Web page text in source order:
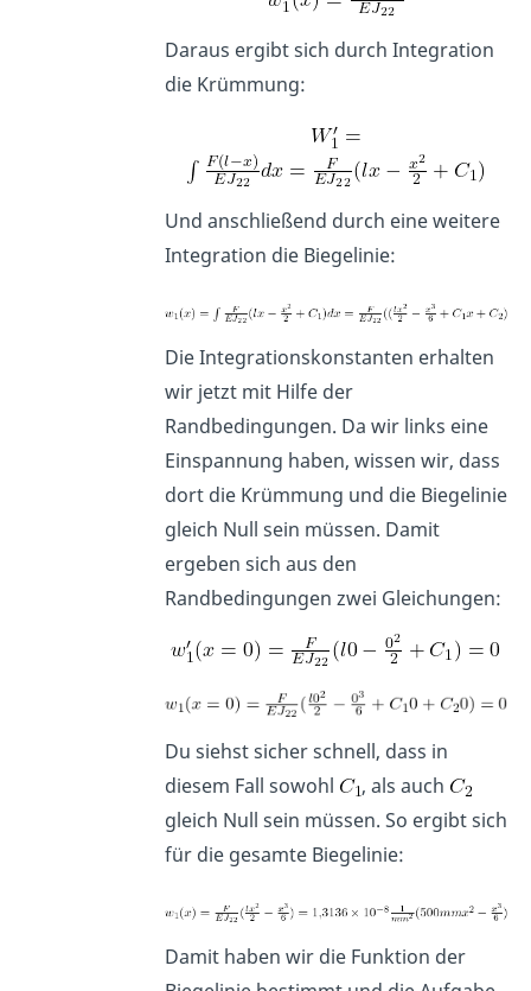
Daraus ergibt sich durch Integration
die Krümmung:
Und anschließend durch eine weitere
Integration die Biegelinie:
Die Integrationskonstanten erhalten
wir jetzt mit Hilfe der
Randbedingungen. Da wir links eine
Einspannung haben, wissen wir, dass
dort die Krümmung und die Biegelinie
gleich Null sein müssen. Damit
ergeben sich aus den
Randbedingungen zwei Gleichungen:
Du siehst sicher schnell, dass in
diesem Fall sowohl
, als auch
gleich Null sein müssen. So ergibt sich
für die gesamte Biegelinie:
Damit haben wir die Funktion der